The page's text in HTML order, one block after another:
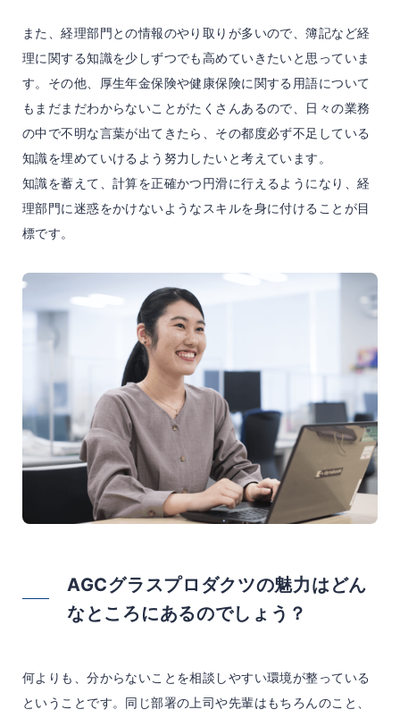
また、経理部門との情報のやり取りが多いので、簿記など経
理に関する知識を少しずつでも高めていきたいと思っていま
す。その他、厚生年金保険や健康保険に関する用語について
もまだまだわからないことがたくさんあるので、日々の業務
の中で不明な言葉が出てきたら、その都度必ず不足している
知識を埋めていけるよう努力したいと考えています。
知識を蓄えて、計算を正確かつ円滑に行えるようになり、経
理部門に迷惑をかけないようなスキルを身に付けることが目
標です。
AGCグラスプロダクツの魅力はどん
なところにあるのでしょう？
何よりも、分からないことを相談しやすい環境が整っている
ということです。同じ部署の上司や先輩はもちろんのこと、